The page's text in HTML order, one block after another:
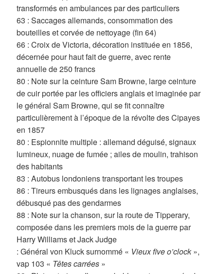
transformés en ambulances par des particuliers
63 : Saccages allemands, consommation des
bouteilles et corvée de nettoyage (fin 64)
66 : Croix de Victoria, décoration instituée en 1856,
décernée pour haut fait de guerre, avec rente
annuelle de 250 francs
80 : Note sur la ceinture Sam Browne, large ceinture
de cuir portée par les officiers anglais et imaginée par
le général Sam Browne, qui se fit connaître
particulièrement à l’époque de la révolte des Cipayes
en 1857
80 : Espionnite multiple : allemand déguisé, signaux
lumineux, nuage de fumée ; ailes de moulin, trahison
des habitants
83 : Autobus londoniens transportant les troupes
86 : Tireurs embusqués dans les lignages anglaises,
débusqué pas des gendarmes
88 : Note sur la chanson, sur la route de Tipperary,
composée dans les premiers mois de la guerre par
Harry Williams et Jack Judge
: Général von Kluck surnommé « Vieux five o’clock»,
vap 103 « Têtes carrées »